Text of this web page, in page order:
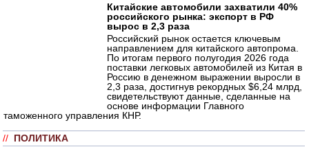
Китайские автомобили захватили 40%
российского рынка: экспорт в РФ
вырос в 2,3 раза
Российский рынок остается ключевым
направлением для китайского автопрома.
По итогам первого полугодия 2026 года
поставки легковых автомобилей из Китая в
Россию в денежном выражении выросли в
2,3 раза, достигнув рекордных $6,24 млрд,
свидетельствуют данные, сделанные на
основе информации Главного
таможенного управления КНР.
// ПОЛИТИКА